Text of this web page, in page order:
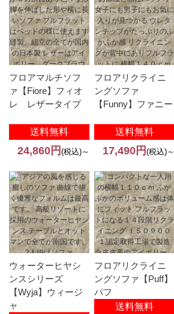
フロアマルチソフ
ァ【Fiore】フィオ
レ レザータイプ
送料無料
24,860円 (税込)～
フロアリクライニ
ングソファ
【Funny】ファニー
送料無料
17,490円 (税込)～
ウォーターヒヤシ
ンスシリーズ
【Wyja】ウィージ
フロアリクライニ
ングソファ【Puff】
送料無料